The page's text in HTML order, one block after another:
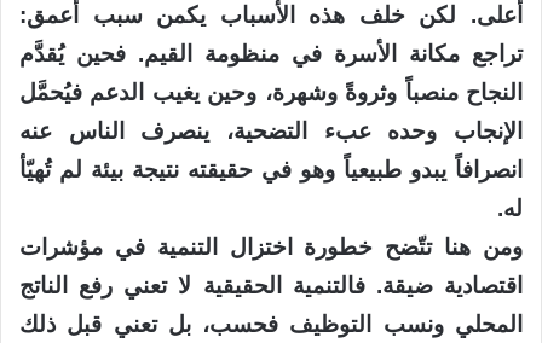
أعلى. لكن خلف هذه الأسباب يكمن سبب أعمق:
تراجع مكانة الأسرة في منظومة القيم. فحين يُقدَّم
النجاح منصباً وثروةً وشهرة، وحين يغيب الدعم فيُحمَّل
الإنجاب وحده عبء التضحية، ينصرف الناس عنه
انصرافاً يبدو طبيعياً وهو في حقيقته نتيجة بيئة لم تُهيّأ
له.
ومن هنا تتّضح خطورة اختزال التنمية في مؤشرات
اقتصادية ضيقة. فالتنمية الحقيقية لا تعني رفع الناتج
المحلي ونسب التوظيف فحسب، بل تعني قبل ذلك